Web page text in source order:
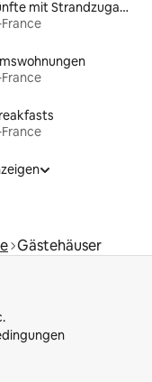
Unterkünfte mit Strandzugang
Gästehäuser